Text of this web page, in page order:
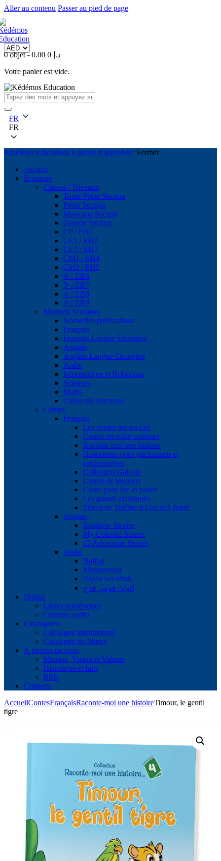
Aller au contenu Passer au pied de page
0 objet- 0.00 د.إ 0
Votre panier est vide.
FR
FR
Kédémos EducationLe plaisir d'apprendre Fermer
Accueil
Boutique
Classes / Niveaux
Toute Petite Section
Petite Section
Moyenne Section
Grande Section
CP / EB1
CE1 / EB2
CE2 / EB3
CM1 / EB4
CM2 / EB5
6ᵉ / EB6
5ᵉ / EB7
4ᵉ / EB8
3ᵉ / EB9
Manuels Scolaires
Nouvelles publications
Français
Français Langue Étrangère
Anglais
Anglais Langue Étrangère
Arabe
Informatique et Robotique
Sciences
Maths
Cahier de Vacances
Contes
Français
Les contes arc-en-ciel
Contes en mille couleurs
Raconte-moi une histoire
Historiettes pour pitchounets et
pitchounettes
Collection Galaxie
Contes de toujours
Conte pour lire et parler
Les grands classiques
Pièces de Théâtre à Lire et à Jouer
Anglais
Rainbow Stories
My Colorful Stories
12 Adventure Stories
Arabe
Nafnaf
Khoutouwat
Aqraa wa afrah
ألوان قوس قزح
Digital
Livres numériques
Contenu audio
Catalogues
Catalogue international
Catalogue du Maroc
À propos de nous
Mission, Vision et Valeurs
Historique et faits
RSE
Contacts
AccueilContesFrançaisRaconte-moi une histoireTimour, le gentil
tigre